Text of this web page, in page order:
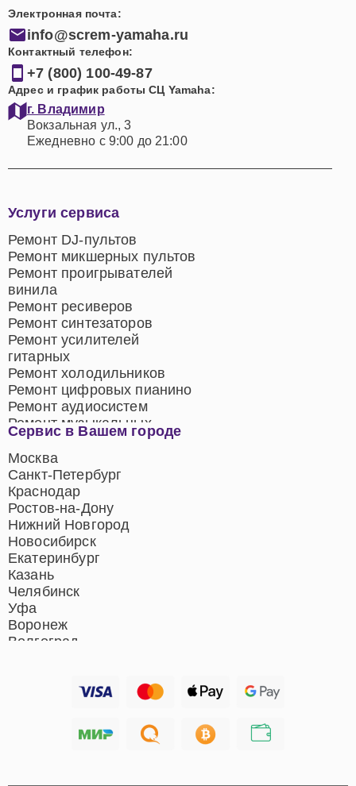
Электронная почта:
info@screm-yamaha.ru
Контактный телефон:
+7 (800) 100-49-87
Адрес и график работы СЦ Yamaha:
г. Владимир
Вокзальная ул., 3
Ежедневно с 9:00 до 21:00
Сервис в Вашем городе
Москва
Санкт-Петербург
Краснодар
Ростов-на-Дону
Нижний Новгород
Новосибирск
Екатеринбург
Казань
Челябинск
Уфа
Воронеж
Волгоград
Хабаровск
Услуги сервиса
Ремонт DJ-пультов
Ремонт микшерных пультов
Ремонт проигрывателей
винила
Ремонт ресиверов
Ремонт синтезаторов
Ремонт усилителей
гитарных
Ремонт холодильников
Ремонт цифровых пианино
Ремонт аудиосистем
Ремонт музыкальных
центров
Ремонт домашних
кинотеатров
Ремонт микрофонов
Ремонт акустических
систем